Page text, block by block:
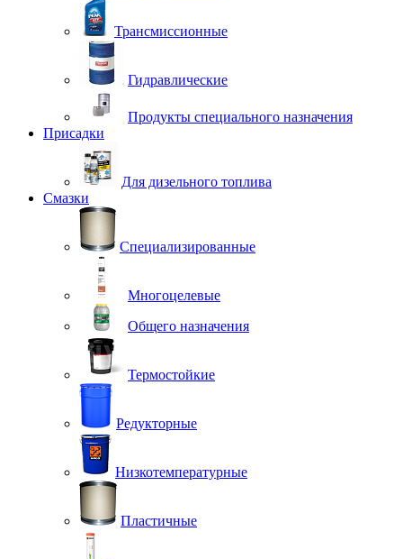
Трансмиссионные
Гидравлические
Продукты специального назначения
Присадки
Для дизельного топлива
Смазки
Специализированные
Многоцелевые
Общего назначения
Термостойкие
Редукторные
Низкотемпературные
Пластичные